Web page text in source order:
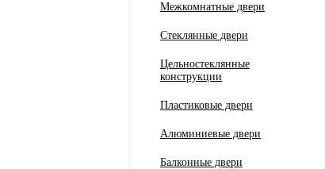
Межкомнатные двери
Стеклянные двери
Цельностеклянные
конструкции
Пластиковые двери
Алюминиевые двери
Балконные двери